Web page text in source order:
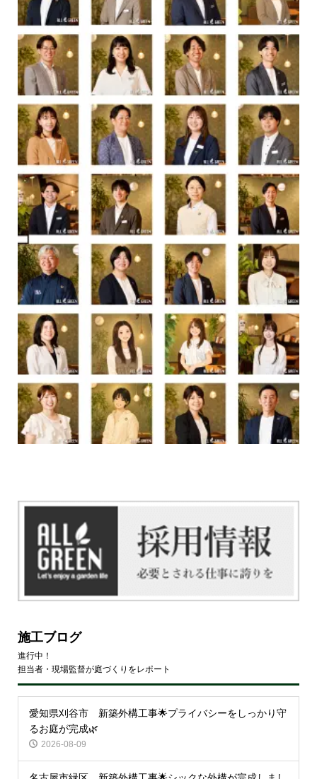
施工ブログ
進行中！
担当者・現場監督が庭づくりをレポート
愛知県刈谷市 新築外構工事🌟プライバシーをしっかり守
るお庭が完成🌿
2026-08-09